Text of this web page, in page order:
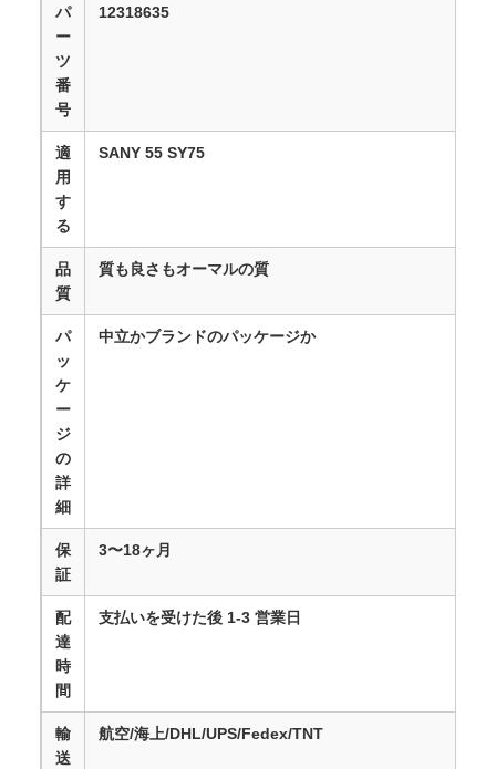
パ
ー
ツ
番
号
12318635
適
用
す
る
SANY 55 SY75
品
質
質も良さもオーマルの質
パ
ッ
ケ
ー
ジ
の
詳
細
中立かブランドのパッケージか
保
証
3〜18ヶ月
配
達
時
間
支払いを受けた後 1-3 営業日
輸
送
航空/海上/DHL/UPS/Fedex/TNT